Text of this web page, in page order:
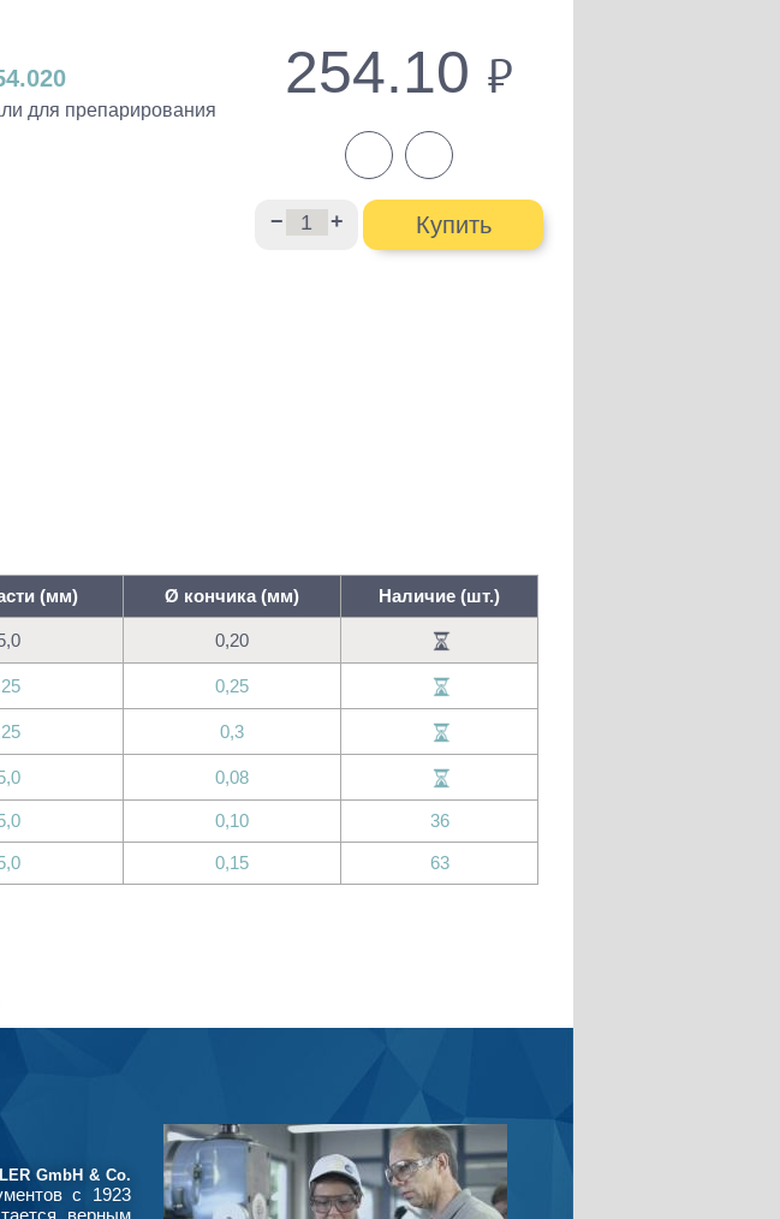
254.10 руб.
− + Купить
для препарирования
(мм) Ø кончика (мм) Наличие (шт.)
0,20
0,25
0,3
0,08
0,10 36
0,15 63
GmbH & Co.
с 1923
верным